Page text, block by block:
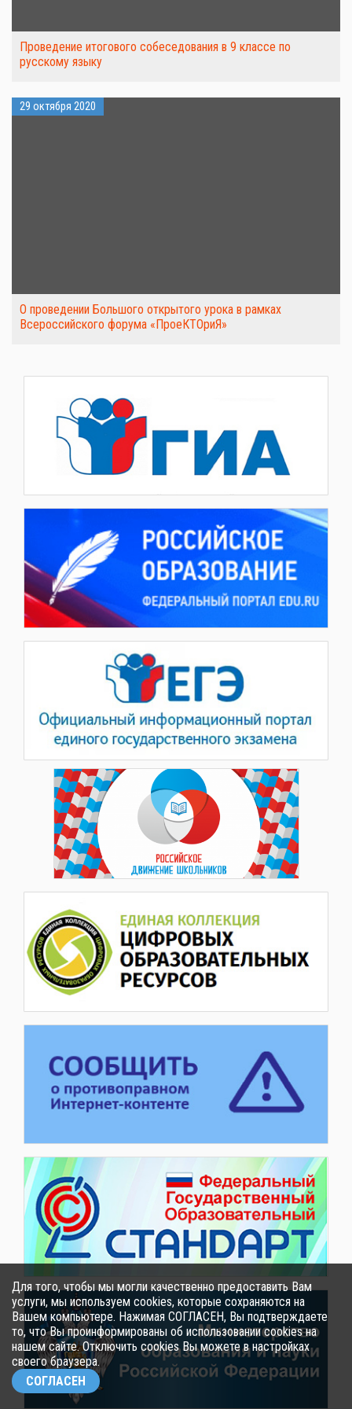
Проведение итогового собеседования в 9 классе по
русскому языку
29 октября 2020
О проведении Большого открытого урока в рамках
Всероссийского форума «ПроеКТОриЯ»
Для того, чтобы мы могли качественно предоставить Вам
услуги, мы используем cookies, которые сохраняются на
Вашем компьютере. Нажимая СОГЛАСЕН, Вы подтверждаете
то, что Вы проинформированы об использовании cookies на
нашем сайте. Отключить cookies Вы можете в настройках
своего браузера.
СОГЛАСЕН